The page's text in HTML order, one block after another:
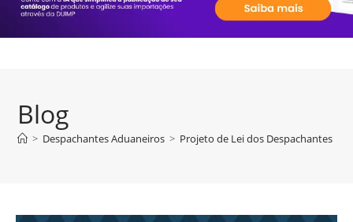
Blog
> Despachantes Aduaneiros > Projeto de Lei dos Despachantes